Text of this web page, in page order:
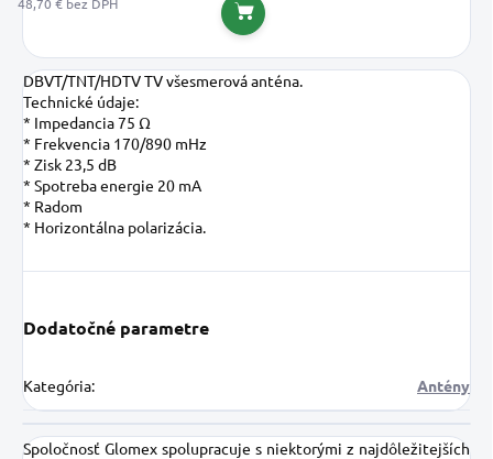
48,70 € bez DPH
Do košíka
DBVT/TNT/HDTV TV všesmerová anténa.
Technické údaje:
* Impedancia 75 Ω
* Frekvencia 170/890 mHz
* Zisk 23,5 dB
* Spotreba energie 20 mA
* Radom
* Horizontálna polarizácia.
Dodatočné parametre
Kategória: Antény
Spoločnosť Glomex spolupracuje s niektorými z najdôležitejších